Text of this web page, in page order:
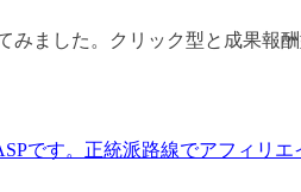
ました。クリック型と成果報
です。正統派路線でアフィリエ